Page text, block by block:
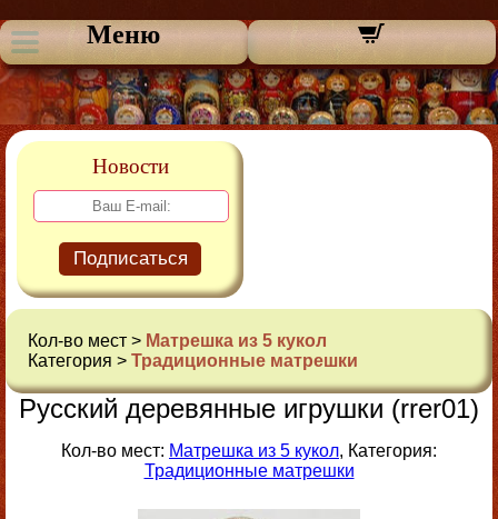
Меню
Новости
Подписаться
Кол-во мест > Матрешка из 5 кукол
Категория > Традиционные матрешки
Русский деревянные игрушки (rrer01)
Кол-во мест: Матрешка из 5 кукол, Категория:
Традиционные матрешки